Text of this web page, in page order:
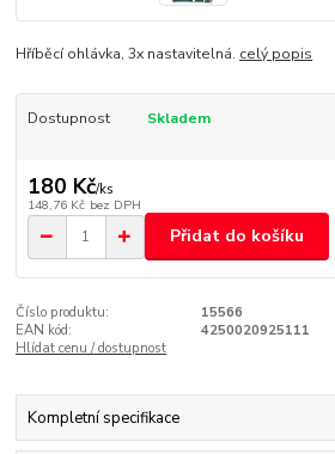
Hříběcí ohlávka, 3x nastavitelná. celý popis
Dostupnost Skladem
180 Kč/ks
148,76 Kč bez DPH
Přidat do košíku
Číslo produktu:
15566
EAN kód:
4250020925111
Hlídat cenu / dostupnost
Kompletní specifikace